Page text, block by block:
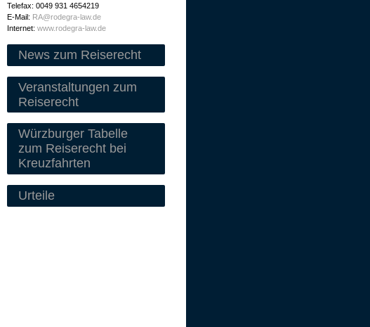
Telefax: 0049 931 4654219
E-Mail: RA@rodegra-law.de
Internet: www.rodegra-law.de
News zum Reiserecht
Veranstaltungen zum
Reiserecht
Würzburger Tabelle
zum Reiserecht bei
Kreuzfahrten
Urteile